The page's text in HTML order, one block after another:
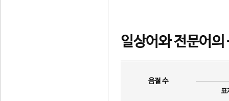
일상어와 전문어의
음절 수
표